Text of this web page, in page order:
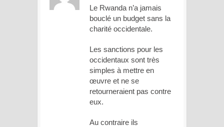
Le Rwanda n’a jamais
bouclé un budget sans la
charité occidentale.
Les sanctions pour les
occidentaux sont très
simples à mettre en
œuvre et ne se
retourneraient pas contre
eux.
Au contraire ils